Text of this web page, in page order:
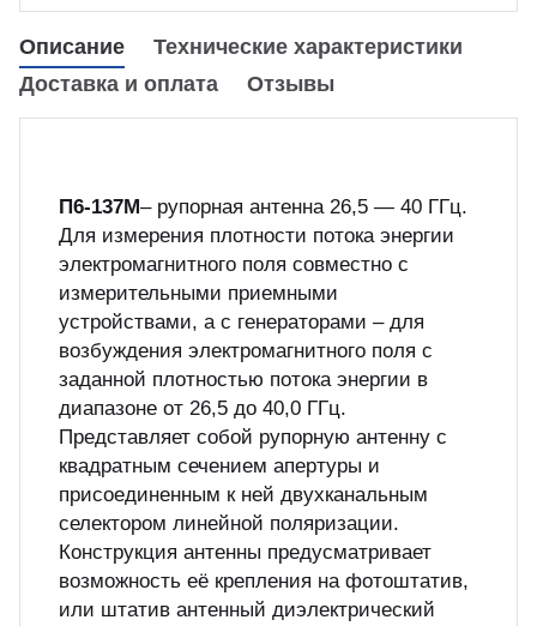
цикл сборочных работ «под
безопасной и эффективной
неиспользуемого оборудования
Описание
Технические характеристики
Доставка и оплата
Отзывы
П6-137М– рупорная антенна 26,5 — 40 ГГц.
Для измерения плотности потока энергии
электромагнитного поля совместно с
измерительными приемными
устройствами, а с генераторами – для
возбуждения электромагнитного поля с
заданной плотностью потока энергии в
диапазоне от 26,5 до 40,0 ГГц.
Представляет собой рупорную антенну с
квадратным сечением апертуры и
присоединенным к ней двухканальным
селектором линейной поляризации.
Конструкция антенны предусматривает
возможность её крепления на фотоштатив,
или штатив антенный диэлектрический